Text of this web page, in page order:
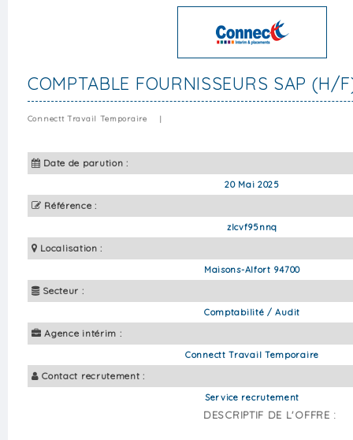
COMPTABLE FOURNISSEURS SAP (H/
Connectt Travail Temporaire |
Date de parution :
20 Mai 2025
Référence :
zlcvf95nnq
Localisation :
Maisons-Alfort 94700
Secteur :
Comptabilité / Audit
Agence intérim :
Connectt Travail Temporaire
Contact recrutement :
Service recrutement
DESCRIPTIF DE L'OFFRE :